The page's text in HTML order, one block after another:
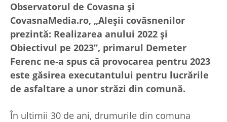
Observatorul de Covasna și
CovasnaMedia.ro, „Aleșii covăsnenilor
prezintă: Realizarea anului 2022 și
Obiectivul pe 2023”, primarul Demeter
Ferenc ne-a spus că provocarea pentru 2023
este găsirea executantului pentru lucrările
de asfaltare a unor străzi din comună.
În ultimii 30 de ani, drumurile din comuna